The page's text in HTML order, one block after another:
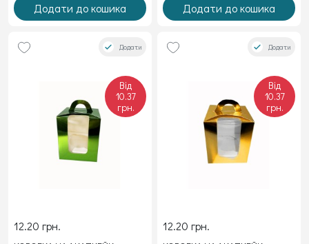
Додати до кошика Додати до кошика
Додати
Від
10.37
грн.
12.20 грн.
Додати
Від
10.37
грн.
12.20 грн.